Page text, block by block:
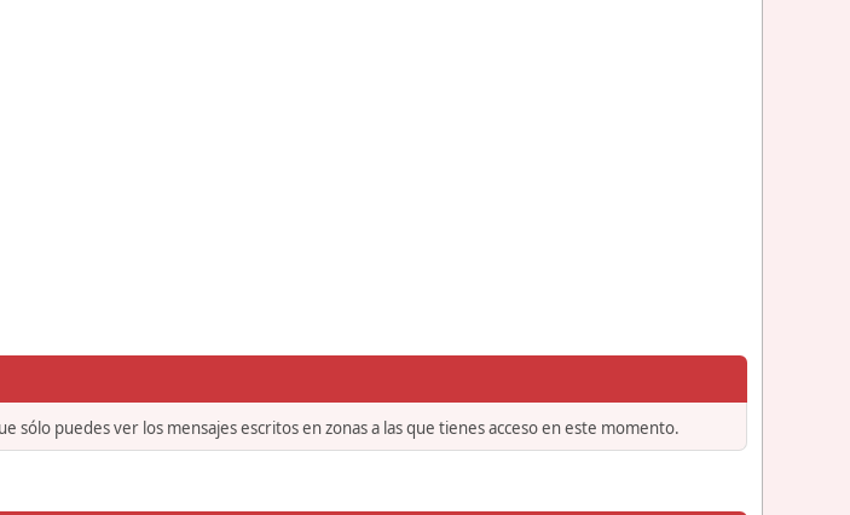
puedes ver los mensajes escritos en zonas a las que tienes acceso en este momento.